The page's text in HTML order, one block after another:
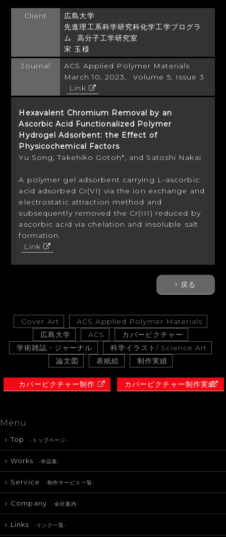
Client
広島大学
先進理工系科学研究科化学工学プログラ
ム 高分子工学研究室
宋 玉様
Journal
ACS Applied Polymer Materials
March 10, 2023, Volume 5, Issue 3
Link
Hexavalent Chromium Removal by an
Ascorbic Acid Functionalized Polymer
Hydrogel Adsorbent: the Effect of
Physicochemical Factors
Yu Song, Takehiko Gotoh*, and Satoshi Nakai
A polymer gel adsorbent carrying L-ascorbic
acid adsorbed Cr(VI) via the ion exchange and
electrostatic attraction method and
subsequently removed the Cr(III) reduced by
ascorbic acid via chelation and insoluble salt
formation.
Link
戻る
Cover Art
ACS Applied Polymer Materials
広島大学
ACS
カバーピクチャー
学術雑誌・ジャーナル
科学イラスト/ Science Art
論文図
表紙絵 制作実績
カバーピクチャー制作 カバーピクチャー制作実績
Menu
Top -トップページ-
Works -作品集-
Service -制作サービス一覧-
Company -会社案内-
Links -リンク一覧-